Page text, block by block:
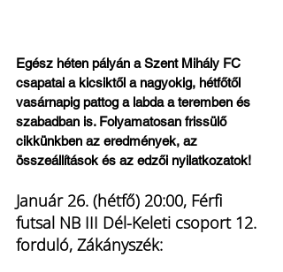
Egész héten pályán a Szent Mihály FC
csapatai a kicsiktől a nagyokig, hétfőtől
vasárnapig pattog a labda a teremben és
szabadban is. Folyamatosan frissülő
cikkünkben az eredmények, az
összeállítások és az edzői nyilatkozatok!
Január 26. (hétfő) 20:00, Férfi
futsal NB III Dél-Keleti csoport 12.
forduló, Zákányszék: